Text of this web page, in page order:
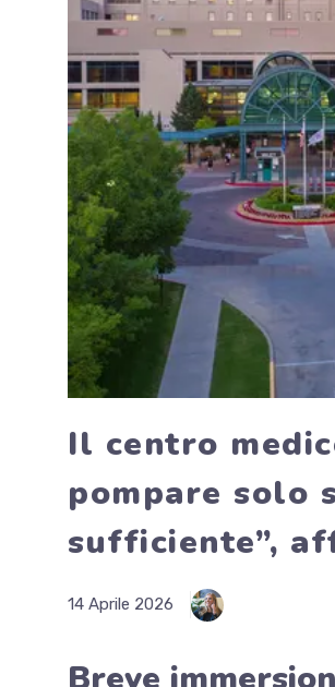
Il centro
pompare solo
sufficiente”,
14 Aprile 2026